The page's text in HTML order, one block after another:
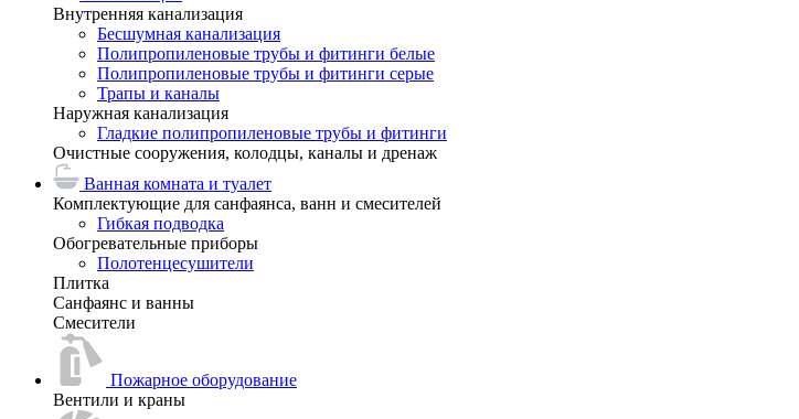
Внутренняя канализация
Бесшумная канализация
Полипропиленовые трубы и фитинги белые
Полипропиленовые трубы и фитинги серые
Трапы и каналы
Наружная канализация
Гладкие полипропиленовые трубы и фитинги
Очистные сооружения, колодцы, каналы и дренаж
Ванная комната и туалет
Комплектующие для санфаянса, ванн и смесителей
Гибкая подводка
Обогревательные приборы
Полотенцесушители
Плитка
Санфаянс и ванны
Смесители
Пожарное оборудование
Вентили и краны